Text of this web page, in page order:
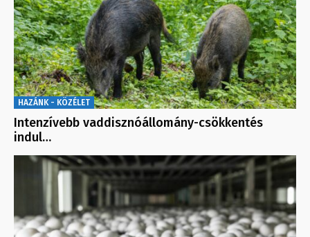
HAZÁNK - KÖZÉLET
Intenzívebb vaddisznóállomány-csökkentés
indul…